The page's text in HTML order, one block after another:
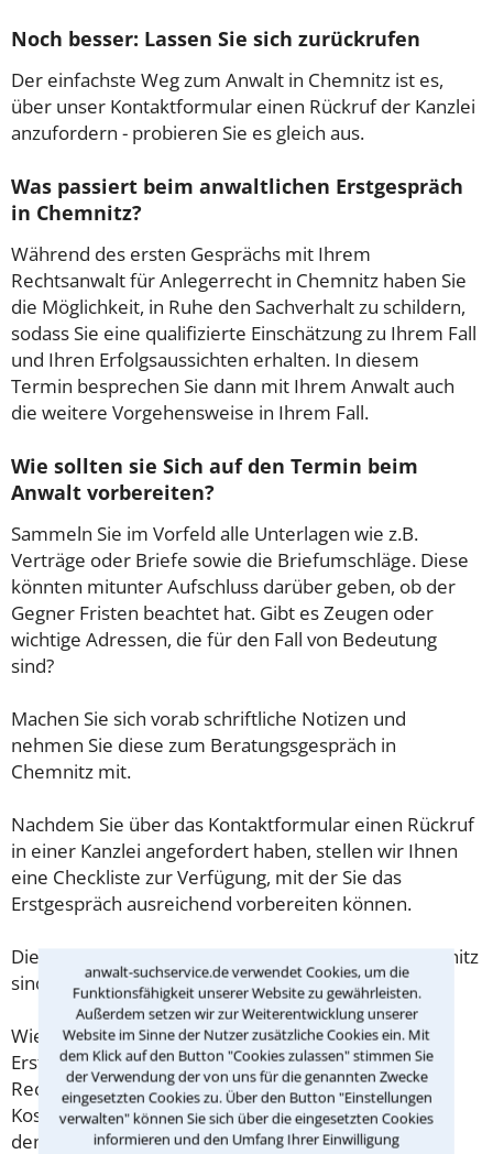
anwalt-suchservice.de verwendet Cookies, um die
Funktionsfähigkeit unserer Website zu gewährleisten.
Außerdem setzen wir zur Weiterentwicklung unserer
Website im Sinne der Nutzer zusätzliche Cookies ein. Mit
dem Klick auf den Button "Cookies zulassen" stimmen Sie
der Verwendung der von uns für die genannten Zwecke
eingesetzten Cookies zu. Über den Button "Einstellungen
verwalten" können Sie sich über die eingesetzten Cookies
informieren und den Umfang Ihrer Einwilligung
Noch besser: Lassen Sie sich zurückrufen
Der einfachste Weg zum Anwalt in Chemnitz ist es,
über unser Kontaktformular einen Rückruf der Kanzlei
anzufordern - probieren Sie es gleich aus.
Was passiert beim anwaltlichen Erstgespräch
in Chemnitz?
Während des ersten Gesprächs mit Ihrem
Rechtsanwalt für Anlegerrecht in Chemnitz haben Sie
die Möglichkeit, in Ruhe den Sachverhalt zu schildern,
sodass Sie eine qualifizierte Einschätzung zu Ihrem Fall
und Ihren Erfolgsaussichten erhalten. In diesem
Termin besprechen Sie dann mit Ihrem Anwalt auch
die weitere Vorgehensweise in Ihrem Fall.
Wie sollten sie Sich auf den Termin beim
Anwalt vorbereiten?
Sammeln Sie im Vorfeld alle Unterlagen wie z.B.
Verträge oder Briefe sowie die Briefumschläge. Diese
könnten mitunter Aufschluss darüber geben, ob der
Gegner Fristen beachtet hat. Gibt es Zeugen oder
wichtige Adressen, die für den Fall von Bedeutung
sind?
Machen Sie sich vorab schriftliche Notizen und
nehmen Sie diese zum Beratungsgespräch in
Chemnitz mit.
Nachdem Sie über das Kontaktformular einen Rückruf
in einer Kanzlei angefordert haben, stellen wir Ihnen
eine Checkliste zur Verfügung, mit der Sie das
Erstgespräch ausreichend vorbereiten können.
Die Kosten eines Anwalts für Anlegerrecht in Chemnitz
sind oft geringer als gedacht!
Wieviel ein Rechtsanwalt in Chemnitz für eine
Erstberatung verlangen darf, ist in §34 des
Rechtsanwaltsvergütungsgesetz (RVG) geregelt. Die
Kosten für das erste Beratungsgespräch betragen
demnach maximal 190,00 € zzgl. MwSt.